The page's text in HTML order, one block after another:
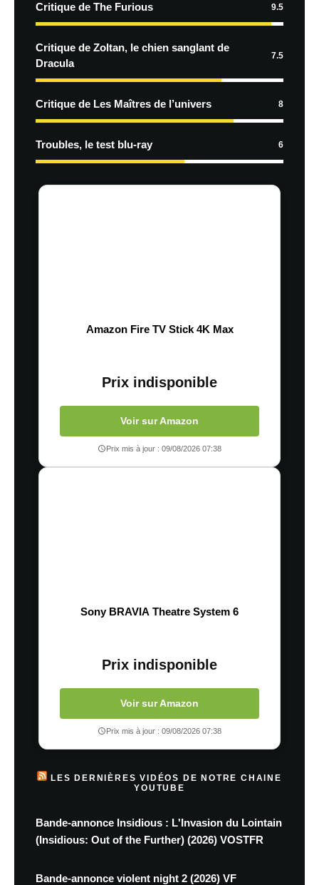
Critique de The Furious 9.5
Critique de Zoltan, le chien sanglant de
Dracula
7.5
Critique de Les Maîtres de l’univers 8
Troubles, le test blu-ray 6
Amazon Fire TV Stick 4K Max
Prix indisponible
Voir sur Amazon
Prix mis à jour : 09/08/2026 07:38
Sony BRAVIA Theatre System 6
Prix indisponible
Voir sur Amazon
Prix mis à jour : 09/08/2026 07:38
LES DERNIÈRES VIDÉOS DE NOTRE CHAINE
YOUTUBE
Bande-annonce Insidious : L'Invasion du Lointain
(Insidious: Out of the Further) (2026) VOSTFR
Bande-annonce violent night 2 (2026) VF